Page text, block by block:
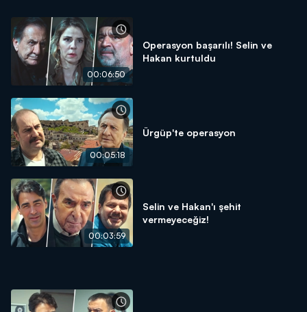
00:06:50
Operasyon başarılı! Selin ve
Hakan kurtuldu
00:05:18
Ürgüp'te operasyon
00:03:59
Selin ve Hakan'ı şehit
vermeyeceğiz!